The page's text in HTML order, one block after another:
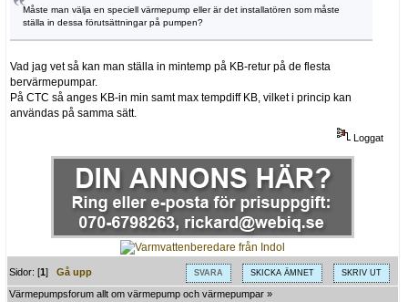
Måste man välja en speciell värmepump eller är det installatören som måste
ställa in dessa förutsättningar på pumpen?
Vad jag vet så kan man ställa in mintemp på KB-retur på de flesta
bervärmepumpar.
På CTC så anges KB-in min samt max tempdiff KB, vilket i princip kan
användas på samma sätt.
Loggat
SVARA SKICKA ÄMNET SKRIV UT
Sidor: [1]Gå upp
Värmepumpsforum allt om värmepump och värmepumpar »